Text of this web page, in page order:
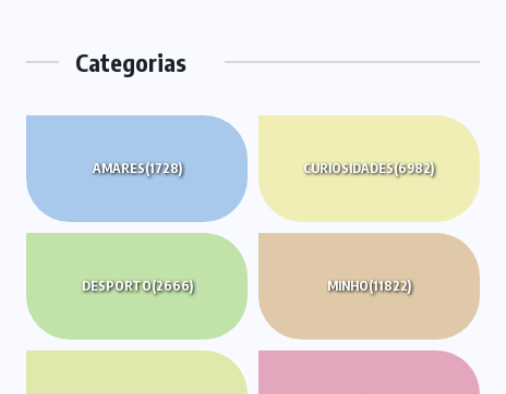
Categorias
AMARES(1728) CURIOSIDADES(6982)
DESPORTO(2666) MINHO(11822)